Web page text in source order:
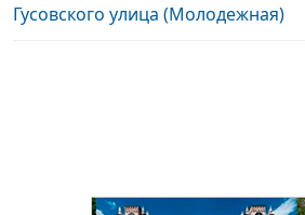
Гусовского улица (Молодежная)